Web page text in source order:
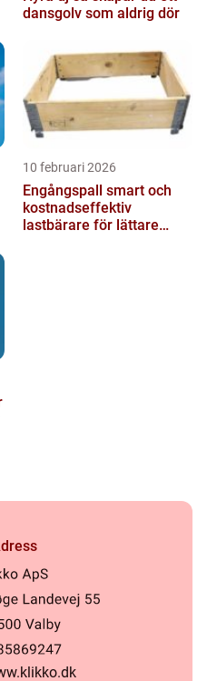
dansgolv som aldrig dör
10 februari 2026
Engångspall smart och
kostnadseffektiv
lastbärare för lättare